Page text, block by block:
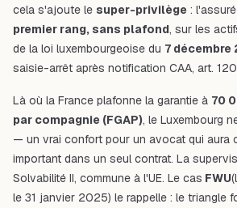
cela s'ajoute le super-privilège :
premier rang, sans plafond, sur les
de la loi luxembourgeoise du 7 décembre
saisie-arrêt après notification CAA, art.
Là où la France plafonne la garantie à 70
par compagnie (FGAP), le Luxembourg
— un vrai confort pour un avocat qui aura
important dans un seul contrat. La
Solvabilité II, commune à l'UE. Le cas FWU
le 31 janvier 2025) le rappelle : le triangle